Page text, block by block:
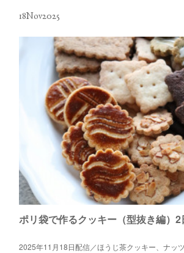
18Nov2025
2025年11月18日配信／ほうじ茶クッキー、ナッ